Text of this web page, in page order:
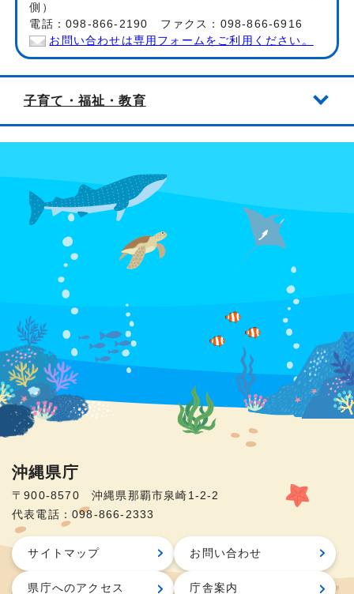
側）
電話：098-866-2190 ファクス：098-866-6916
お問い合わせは専用フォームをご利用ください。
子育て・福祉・教育
沖縄県庁
〒900-8570 沖縄県那覇市泉崎1-2-2
代表電話：098-866-2333
サイトマップ お問い合わせ
県庁へのアクセス 庁舎案内